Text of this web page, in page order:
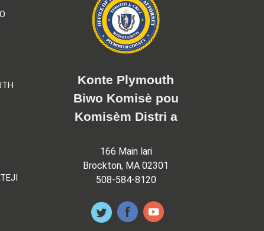
Konte Plymouth
Biwo Komisè pou
Komisèm Distri a
166 Main lari
Brockton, MA 02301
508-584-8120